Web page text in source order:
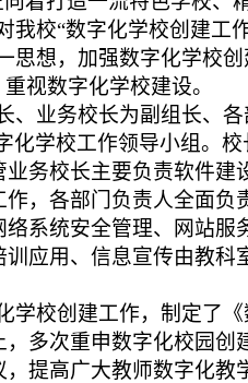
我校“数字化学校创建工
思想，加强数字化学校
视数字化学校建设。
、业务校长为副组长、
化学校工作领导小组。
务校长主要负责软件建
，各部门负责人全面负
络系统安全管理、网站服
训应用、信息宣传由教科
学校创建工作，制定了
，多次重申数字化校园创
提高广大教师数字化教